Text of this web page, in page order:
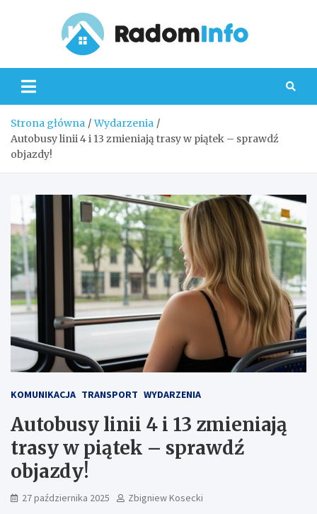
Strona główna
Wydarzenia
Autobusy linii 4 i 13 zmieniają trasy w piątek – sprawdź
objazdy!
KOMUNIKACJA TRANSPORT WYDARZENIA
Autobusy linii 4 i 13 zmieniają
trasy w piątek – sprawdź
objazdy!
27 października 2025 Zbigniew Kosecki